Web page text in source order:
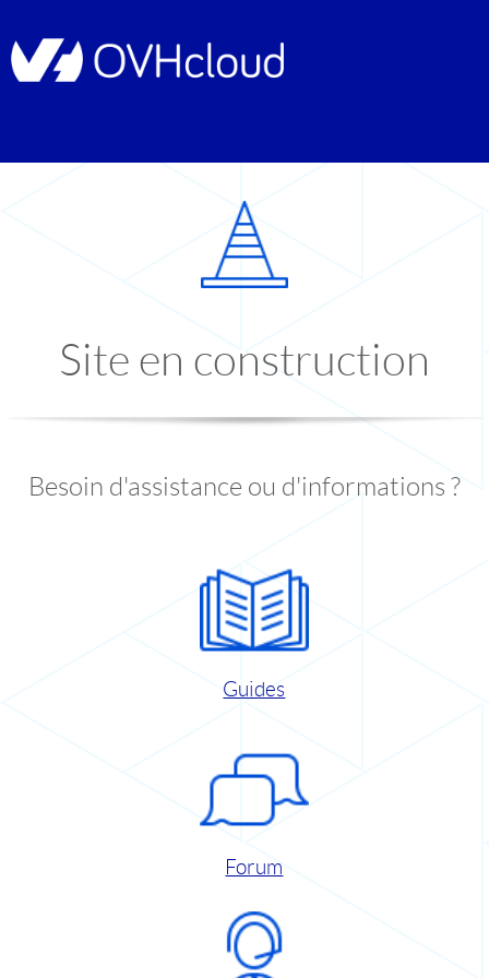
Site en construction
Besoin d'assistance ou d'informations ?
Guides
Forum